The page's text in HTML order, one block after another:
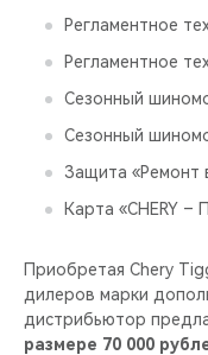
ВИДЕООБЗОРЫ
Регламентное
Регламентное
Сезонный
Сезонный
Защита «Ремонт
Карта «CHERY
Приобретая Chery
дилеров марки
дистрибьютор
размере 70 000